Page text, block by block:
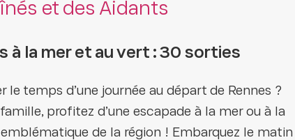
et des Aidants
à la mer et au vert : 30 sorties
le temps d’une journée au départ de Rennes ?
profitez d’une escapade à la mer ou à la
de la région ! Embarquez le matin